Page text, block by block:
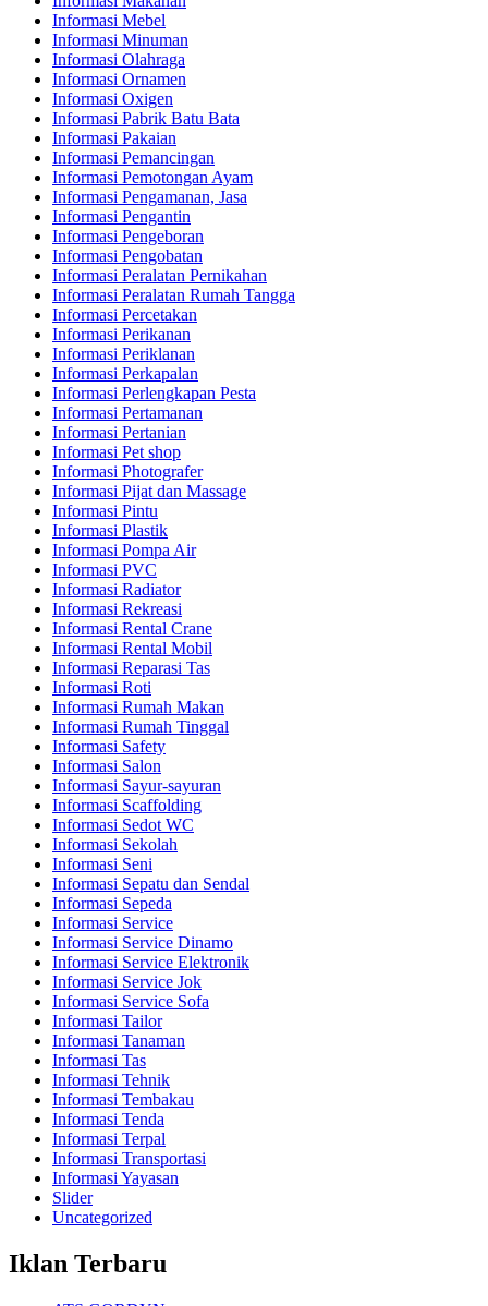
Informasi Mebel
Informasi Minuman
Informasi Olahraga
Informasi Ornamen
Informasi Oxigen
Informasi Pabrik Batu Bata
Informasi Pakaian
Informasi Pemancingan
Informasi Pemotongan Ayam
Informasi Pengamanan, Jasa
Informasi Pengantin
Informasi Pengeboran
Informasi Pengobatan
Informasi Peralatan Pernikahan
Informasi Peralatan Rumah Tangga
Informasi Percetakan
Informasi Perikanan
Informasi Periklanan
Informasi Perkapalan
Informasi Perlengkapan Pesta
Informasi Pertamanan
Informasi Pertanian
Informasi Pet shop
Informasi Photografer
Informasi Pijat dan Massage
Informasi Pintu
Informasi Plastik
Informasi Pompa Air
Informasi PVC
Informasi Radiator
Informasi Rekreasi
Informasi Rental Crane
Informasi Rental Mobil
Informasi Reparasi Tas
Informasi Roti
Informasi Rumah Makan
Informasi Rumah Tinggal
Informasi Safety
Informasi Salon
Informasi Sayur-sayuran
Informasi Scaffolding
Informasi Sedot WC
Informasi Sekolah
Informasi Seni
Informasi Sepatu dan Sendal
Informasi Sepeda
Informasi Service
Informasi Service Dinamo
Informasi Service Elektronik
Informasi Service Jok
Informasi Service Sofa
Informasi Tailor
Informasi Tanaman
Informasi Tas
Informasi Tehnik
Informasi Tembakau
Informasi Tenda
Informasi Terpal
Informasi Transportasi
Informasi Yayasan
Slider
Uncategorized
Iklan Terbaru